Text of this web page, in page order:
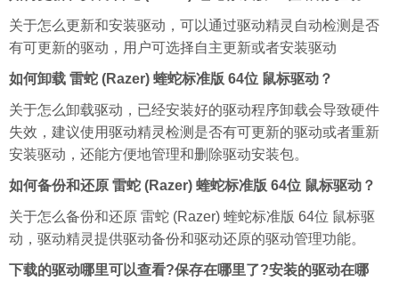
关于怎么更新和安装驱动，可以通过驱动精灵自动检测是否
有可更新的驱动，用户可选择自主更新或者安装驱动
如何卸载 雷蛇 (Razer) 蝰蛇标准版 64位 鼠标驱动？
关于怎么卸载驱动，已经安装好的驱动程序卸载会导致硬件
失效，建议使用驱动精灵检测是否有可更新的驱动或者重新
安装驱动，还能方便地管理和删除驱动安装包。
如何备份和还原 雷蛇 (Razer) 蝰蛇标准版 64位 鼠标驱动？
关于怎么备份和还原 雷蛇 (Razer) 蝰蛇标准版 64位 鼠标驱
动，驱动精灵提供驱动备份和驱动还原的驱动管理功能。
下载的驱动哪里可以查看?保存在哪里了?安装的驱动在哪